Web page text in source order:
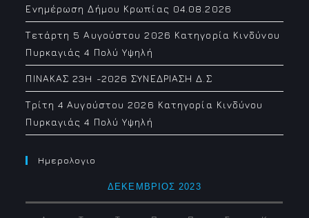
Ενημέρωση Δήμου Κρωπίας 04.08.2026
Τετάρτη 5 Αυγούστου 2026 Κατηγορία Κινδύνου
Πυρκαγιάς 4 Πολύ Υψηλή
ΠΙΝΑΚΑΣ 23H -2026 ΣΥΝΕΔΡΙΑΣΗ Δ.Σ
Τρίτη 4 Αυγούστου 2026 Κατηγορία Κινδύνου
Πυρκαγιάς 4 Πολύ Υψηλή
Ημερολογιο
ΔΕΚΈΜΒΡΙΟΣ 2023